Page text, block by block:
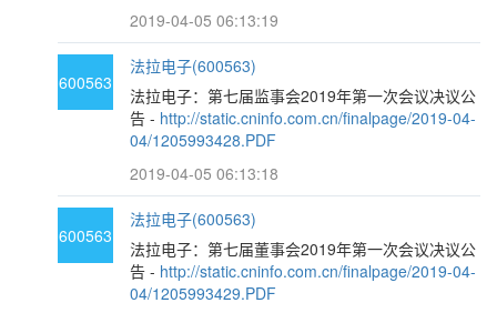
2019-04-05 06:13:19
600563
法拉电子(600563)
法拉电子：第七届监事会2019年第一次会议决议公
告 - http://static.cninfo.com.cn/finalpage/2019-04-
04/1205993428.PDF
2019-04-05 06:13:18
600563
法拉电子(600563)
法拉电子：第七届董事会2019年第一次会议决议公
告 - http://static.cninfo.com.cn/finalpage/2019-04-
04/1205993429.PDF